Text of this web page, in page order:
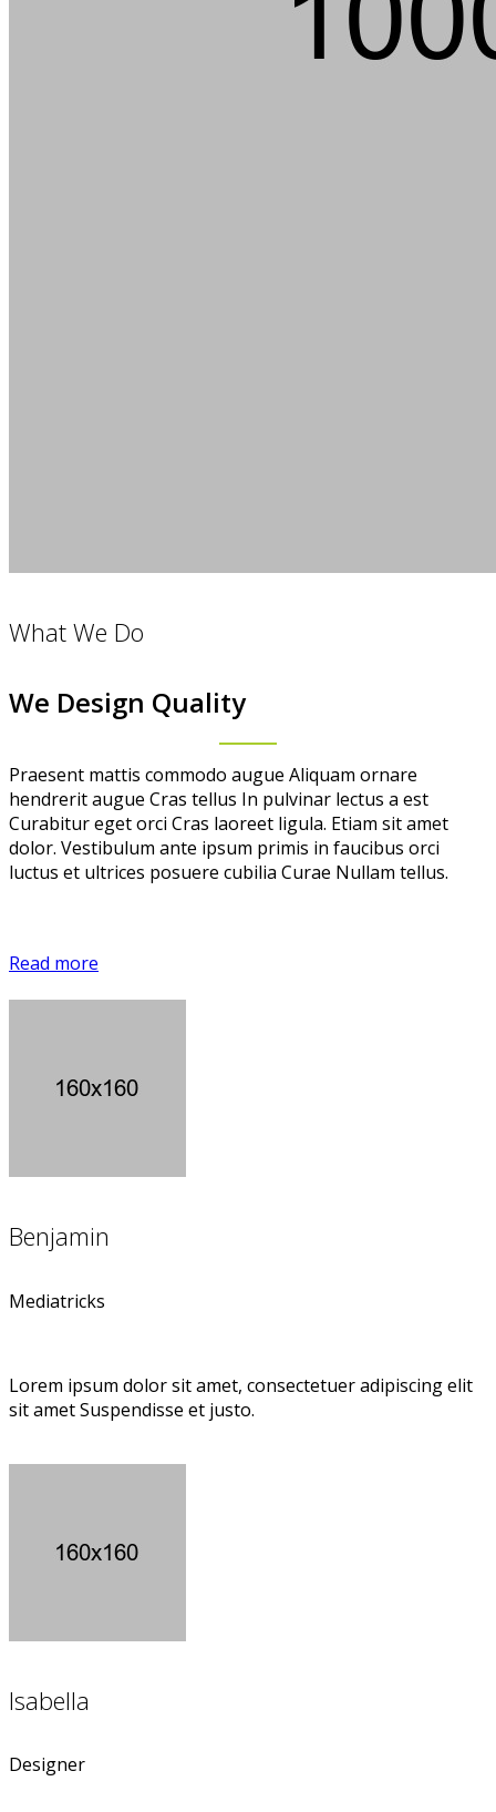
What We Do
We Design Quality
Praesent mattis commodo augue Aliquam ornare
hendrerit augue Cras tellus In pulvinar lectus a est
Curabitur eget orci Cras laoreet ligula. Etiam sit amet
dolor. Vestibulum ante ipsum primis in faucibus orci
luctus et ultrices posuere cubilia Curae Nullam tellus.
Read more
Benjamin
Mediatricks
Lorem ipsum dolor sit amet, consectetuer adipiscing elit
sit amet Suspendisse et justo.
Isabella
Designer